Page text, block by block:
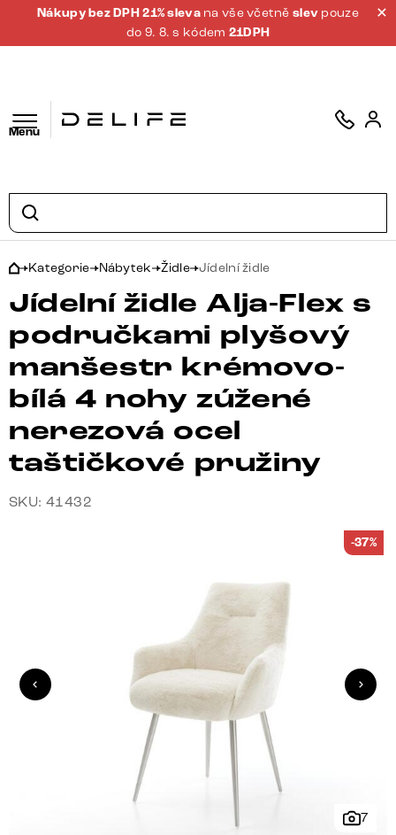
Nákupy bez DPH 21% sleva na vše včetněslev pouze
do 9. 8. s kódem 21DPH
Menu
Kategorie Nábytek Židle Jídelní židle
Jídelní židle Alja-Flex s
područkami plyšový
manšestr krémovo-
bílá 4 nohy zúžené
nerezová ocel
taštičkové pružiny
SKU: 41432
7
-37%